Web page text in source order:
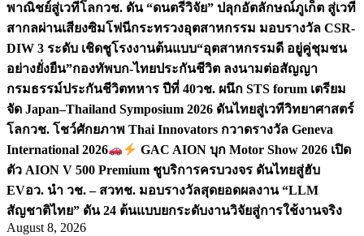
พาณิชย์สู่เวทีโลกวช. ดัน “ดนตรีวิจัย” ปลุกอัตลักษณ์ภูเก็ต สู่เวที
สากลผ่านเสียงซิมโฟนีกระทรวงอุตสาหกรรม มอบรางวัล CSR-
DIW 3 ระดับ เชิดชูโรงงานต้นแบบ“อุตสาหกรรมดี อยู่คู่ชุมชน
อย่างยั่งยืน”กองทัพบก-ไทยประกันชีวิต ลงนามต่อสัญญา
กรมธรรม์ประกันชีวิตทหาร ปีที่ 40วช. ผนึก STS forum เตรียม
จัด Japan–Thailand Symposium 2026 ดันไทยสู่เวทีวิทยาศาสตร์
โลกวช. โชว์ศักยภาพ Thai Innovators กวาดรางวัล Geneva
International 2026
GAC AION บุก Motor Show 2026 เปิด
ตัว AION V 500 Premium ชูบริการครบวงจร ดันไทยสู่ฮับ
EVอว. นำ วช. – สวทช. มอบรางวัลสุดยอดผลงาน “LLM
สัญชาติไทย” ดัน 24 ต้นแบบยกระดับงานวิจัยสู่การใช้งานจริง
August 8, 2026